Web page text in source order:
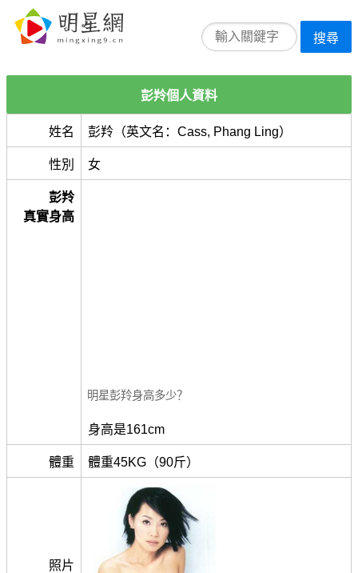
搜尋
彭羚個人資料
姓名 彭羚（英文名：Cass, Phang Ling）
性別 女
彭羚
真實身高
明星彭羚身高多少？
身高是161cm
體重 體重45KG（90斤）
照片